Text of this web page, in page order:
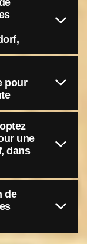
pour
une
dans
de